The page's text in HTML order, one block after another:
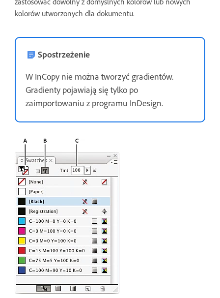
kolorów utworzonych dla dokumentu.
Spostrzeżenie
W InCopy nie można tworzyć gradientów.
Gradienty pojawiają się tylko po
zaimportowaniu z programu InDesign.